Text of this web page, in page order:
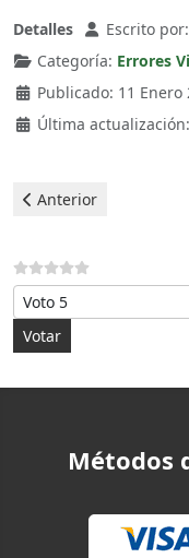
Detalles Escrito por:
Categoría: Errores
Publicado: 11 Enero
Última
Artículo anterior: Teka
Anterior
Por favor, vote
Métodos